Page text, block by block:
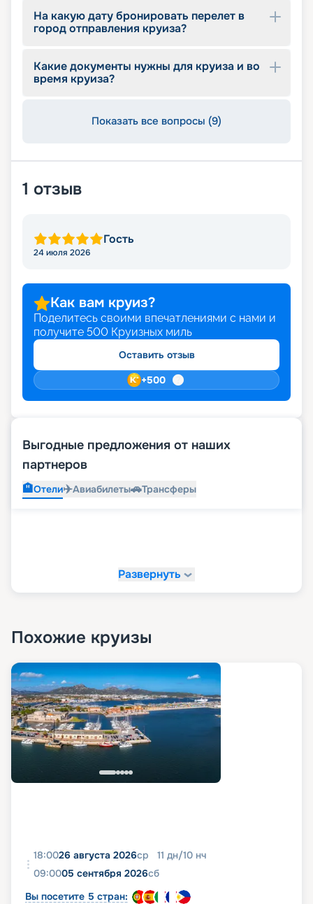
На какую дату бронировать перелет в
город отправления круиза?
Какие документы нужны для круиза и во
время круиза?
Показать все вопросы (9)
1 отзыв
Гость
24 июля 2026
Как вам круиз?
Поделитесь своими впечатлениями с нами и
получите 500 Круизных миль
Оставить отзыв
+500
Выгодные предложения от наших
партнеров
🏨Отели✈️Авиабилеты🚗Трансферы
Развернуть
Похожие круизы
18:0026 августа 2026ср 11 дн/10 нч
09:0005 сентября 2026сб
Вы посетите 5 стран: